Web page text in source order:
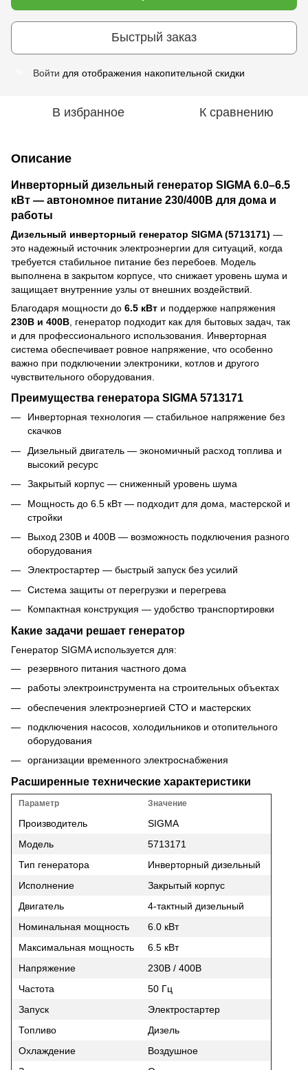
Быстрый заказ
Войти для отображения накопительной скидки
В избранное К сравнению
Описание
Инверторный дизельный генератор SIGMA 6.0–6.5
кВт — автономное питание 230/400В для дома и
работы
Дизельный инверторный генератор SIGMA (5713171) —
это надежный источник электроэнергии для ситуаций, когда
требуется стабильное питание без перебоев. Модель
выполнена в закрытом корпусе, что снижает уровень шума и
защищает внутренние узлы от внешних воздействий.
Благодаря мощности до 6.5 кВт и поддержке напряжения
230В и 400В , генератор подходит как для бытовых задач, так
и для профессионального использования. Инверторная
система обеспечивает ровное напряжение, что особенно
важно при подключении электроники, котлов и другого
чувствительного оборудования.
Преимущества генератора SIGMA 5713171
Инверторная технология — стабильное напряжение без
скачков
Дизельный двигатель — экономичный расход топлива и
высокий ресурс
Закрытый корпус — сниженный уровень шума
Мощность до 6.5 кВт — подходит для дома, мастерской и
стройки
Выход 230В и 400В — возможность подключения разного
оборудования
Электростартер — быстрый запуск без усилий
Система защиты от перегрузки и перегрева
Компактная конструкция — удобство транспортировки
Какие задачи решает генератор
Генератор SIGMA используется для:
резервного питания частного дома
работы электроинструмента на строительных объектах
обеспечения электроэнергией СТО и мастерских
подключения насосов, холодильников и отопительного
оборудования
организации временного электроснабжения
Расширенные технические характеристики
Параметр Значение
Производитель
SIGMA
Модель
5713171
Тип генератора
Инверторный дизельный
Исполнение
Закрытый корпус
Двигатель
4-тактный дизельный
Номинальная мощность
6.0 кВт
Максимальная мощность
6.5 кВт
Напряжение
230В / 400В
Частота
50 Гц
Запуск
Электростартер
Топливо
Дизель
Охлаждение
Воздушное